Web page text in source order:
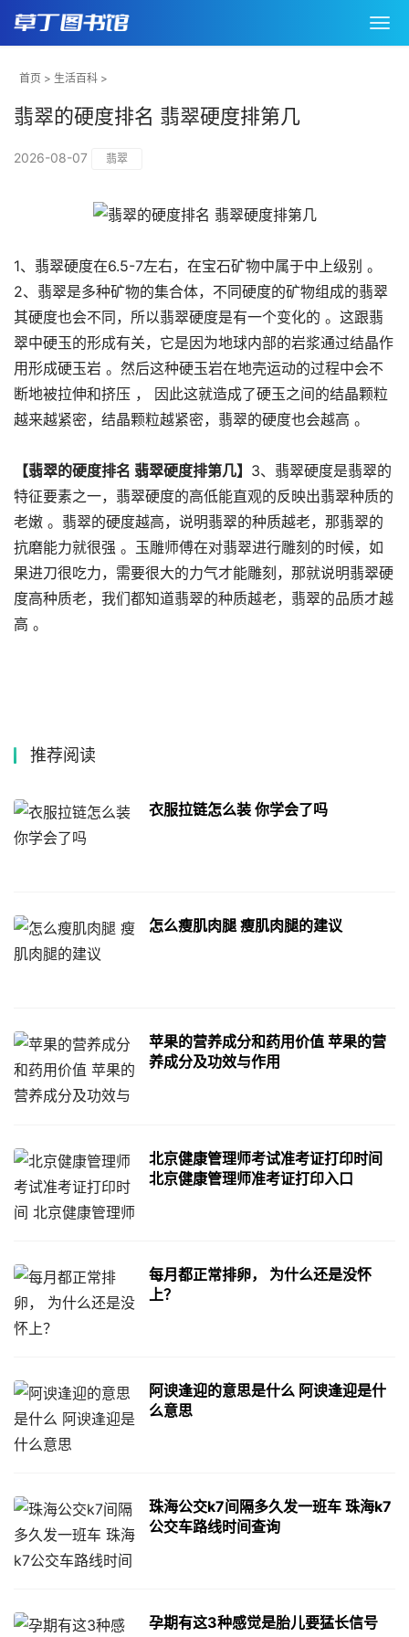
首页 > 生活百科 >
翡翠的硬度排名 翡翠硬度排第几
2026-08-07 翡翠
1、翡翠硬度在6.5-7左右，在宝石矿物中属于中上级别 。
2、翡翠是多种矿物的集合体，不同硬度的矿物组成的翡翠
其硬度也会不同，所以翡翠硬度是有一个变化的 。这跟翡
翠中硬玉的形成有关，它是因为地球内部的岩浆通过结晶作
用形成硬玉岩 。然后这种硬玉岩在地壳运动的过程中会不
断地被拉伸和挤压 ， 因此这就造成了硬玉之间的结晶颗粒
越来越紧密，结晶颗粒越紧密，翡翠的硬度也会越高 。
【翡翠的硬度排名 翡翠硬度排第几】 3、翡翠硬度是翡翠的
特征要素之一，翡翠硬度的高低能直观的反映出翡翠种质的
老嫩 。翡翠的硬度越高，说明翡翠的种质越老，那翡翠的
抗磨能力就很强 。玉雕师傅在对翡翠进行雕刻的时候，如
果进刀很吃力，需要很大的力气才能雕刻，那就说明翡翠硬
度高种质老，我们都知道翡翠的种质越老，翡翠的品质才越
高 。
推荐阅读
衣服拉链怎么装 你学会了吗
怎么瘦肌肉腿 瘦肌肉腿的建议
苹果的营养成分和药用价值 苹果的营
养成分及功效与作用
北京健康管理师考试准考证打印时间
北京健康管理师准考证打印入口
每月都正常排卵， 为什么还是没怀
上？
阿谀逢迎的意思是什么 阿谀逢迎是什
么意思
珠海公交k7间隔多久发一班车 珠海k7
公交车路线时间查询
孕期有这3种感觉是胎儿要猛长信号